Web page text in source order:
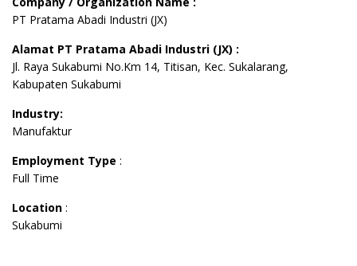
PT Pratama Abadi Industri (JX)
Alamat PT Pratama Abadi Industri (JX) :
Jl. Raya Sukabumi No.Km 14, Titisan, Kec. Sukalarang,
Kabupaten Sukabumi
Industry:
Manufaktur
Employment Type :
Full Time
Location :
Sukabumi